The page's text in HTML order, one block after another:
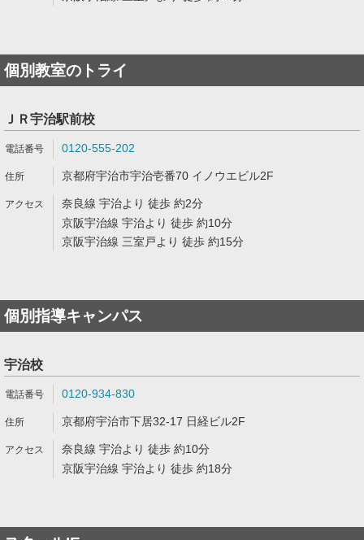
個別教室のトライ
ＪＲ宇治駅前校
0120-555-202
京都府宇治市宇治壱番70 イノウエビル2F
奈良線 宇治より 徒歩 約2分
京阪宇治線 宇治より 徒歩 約10分
京阪宇治線 三室戸より 徒歩 約15分
個別指導キャンパス
宇治校
0120-934-830
京都府宇治市下居32-17 日経ビル2F
奈良線 宇治より 徒歩 約10分
京阪宇治線 宇治より 徒歩 約18分